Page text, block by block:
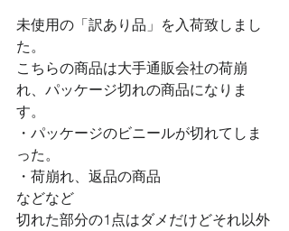
未使用の「訳あり品」を入荷致しまし
た。
こちらの商品は大手通販会社の荷崩
れ、パッケージ切れの商品になりま
す。
・パッケージのビニールが切れてしま
った。
・荷崩れ、返品の商品
などなど
切れた部分の1点はダメだけどそれ以外